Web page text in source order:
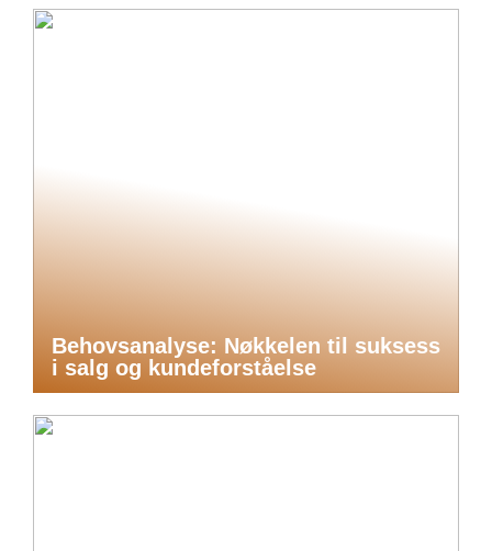
Behovsanalyse: Nøkkelen til suksess
i salg og kundeforståelse